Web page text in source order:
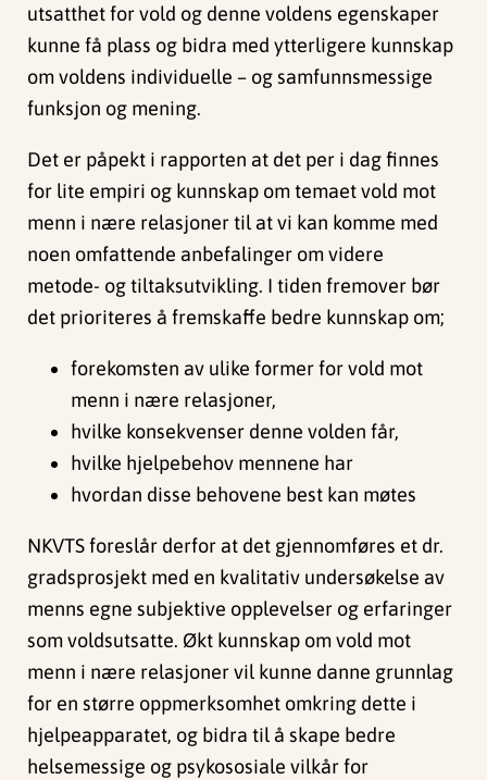
utsatthet for vold og denne voldens egenskaper
kunne få plass og bidra med ytterligere kunnskap
om voldens individuelle – og samfunnsmessige
funksjon og mening.
Det er påpekt i rapporten at det per i dag finnes
for lite empiri og kunnskap om temaet vold mot
menn i nære relasjoner til at vi kan komme med
noen omfattende anbefalinger om videre
metode- og tiltaksutvikling. I tiden fremover bør
det prioriteres å fremskaffe bedre kunnskap om;
forekomsten av ulike former for vold mot
menn i nære relasjoner,
hvilke konsekvenser denne volden får,
hvilke hjelpebehov mennene har
hvordan disse behovene best kan møtes
NKVTS foreslår derfor at det gjennomføres et dr.
gradsprosjekt med en kvalitativ undersøkelse av
menns egne subjektive opplevelser og erfaringer
som voldsutsatte. Økt kunnskap om vold mot
menn i nære relasjoner vil kunne danne grunnlag
for en større oppmerksomhet omkring dette i
hjelpeapparatet, og bidra til å skape bedre
helsemessige og psykososiale vilkår for